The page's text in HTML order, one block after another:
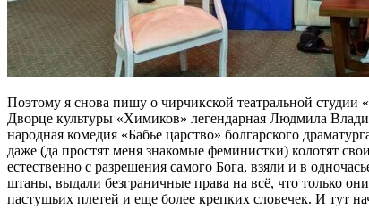
Поэтому я снова пишу о чирчикской театральной
Дворце культуры «Химиков» легендарная Людмила
народная комедия «Бабье царство» болгарского
даже (да простят меня знакомые феминистки) колотят
естественно с разрешения самого Бога, взяли и в
штаны, выдали безграничные права на всё, что только
пастушьих плетей и еще более крепких словечек. И тут